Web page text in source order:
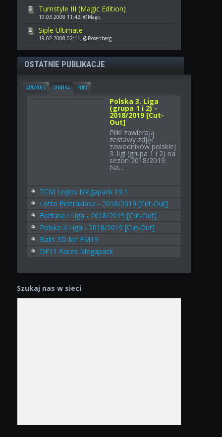
Turnstyle III (Magic Edition)
19.03.2008 11:42, @Magic
Siple Ultimate
19.02.2008 02:11, @Rosenberg
OSTATNIE PUBLIKACJE
ARTYKUŁY GRAFIKA PLIKI
Polska 3. Liga
(grupa 1 i 2) -
2018/2019 [Cut-
Out]
Pliki zawierają
zestawy zdjęć
zawodników polskiej
3. ligi (grupa 1 i 2) na
sezon 2018/2019.
Na...
TCM Logos Megapack 19.1
Lotto Ekstraklasa - 2018/2019 [Cut-Out]
Fortuna I Liga - 2018/2019 [Cut-Out]
Polska II Liga - 2018/2019 [Cut-Out]
Balls 3D for FM19
DF11 Faces Megapack
Szukaj nas w sieci